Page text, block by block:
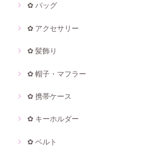
✿ バッグ
✿ アクセサリー
✿ 髪飾り
✿ 帽子・マフラー
✿ 携帯ケース
✿ キーホルダー
✿ ベルト